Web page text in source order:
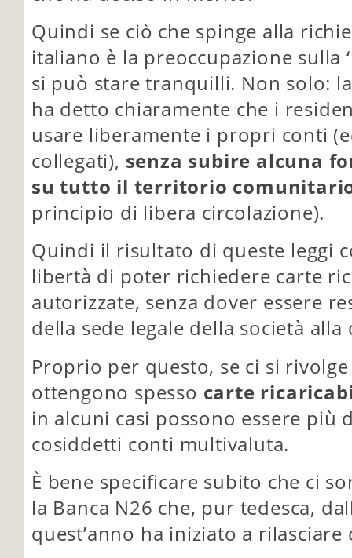
Quindi se ciò che spinge alla
italiano è la preoccupazione sulla
si può stare tranquilli. Non solo:
ha detto chiaramente che i
usare liberamente i propri conti
collegati), senza subire alcuna
su tutto il territorio
principio di libera circolazione).
Quindi il risultato di queste leggi
libertà di poter richiedere carte
autorizzate, senza dover essere
della sede legale della società
Proprio per questo, se ci si
ottengono spesso carte
in alcuni casi possono essere più
cosiddetti conti multivaluta.
È bene specificare subito che ci
la Banca N26 che, pur tedesca,
quest’anno ha iniziato a